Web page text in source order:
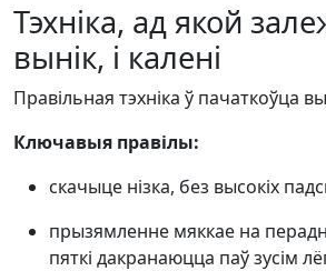
Тэхніка, ад якой
вынік, і калені
Правільная тэхніка ў пачаткоўца
Ключавыя правілы:
скачыце нізка, без высокіх
прызямленне мяккае на
пяткі дакранаюцца паў зусім